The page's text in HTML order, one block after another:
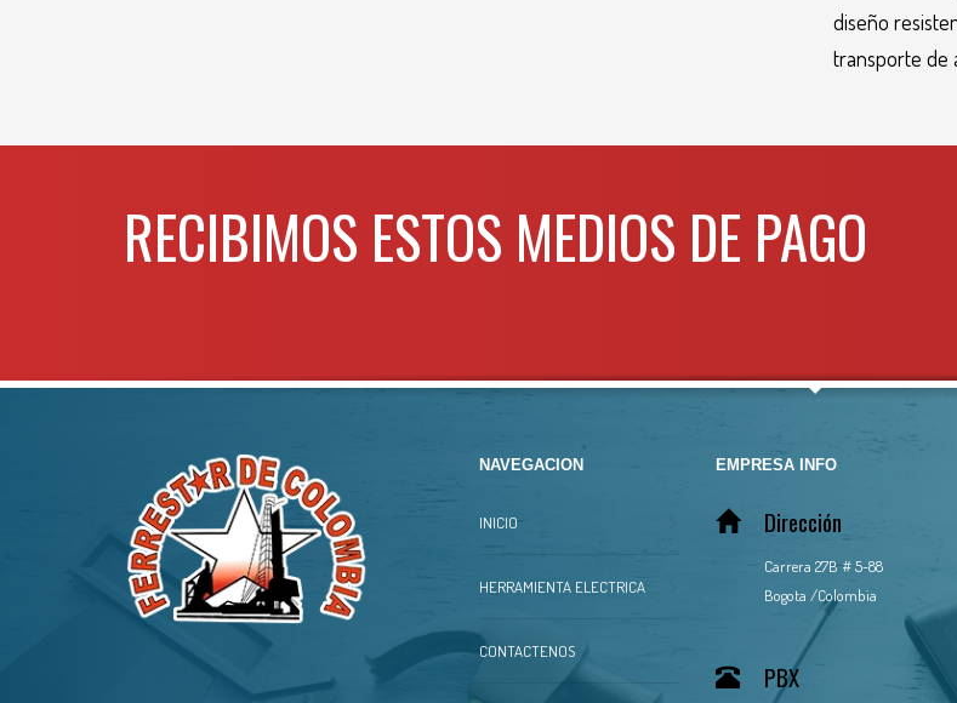
diseño
transporte de
RECIBIMOS ESTOS MEDIOS DE PAGO
NAVEGACION
INICIO
HERRAMIENTA ELECTRICA
CONTACTENOS
EMPRESA INFO
Dirección
Carrera 27B # 5-88
Bogota /Colombia
PBX